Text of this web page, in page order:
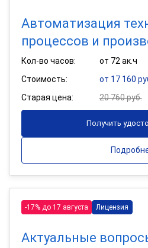
Автоматизация
процессов и
Кол-во часов:
от 72 ак.ч
Стоимость:
от 17 160
Старая цена:
20 760 руб.
Получить
-17% до 17 августа Лицензия
Актуальные